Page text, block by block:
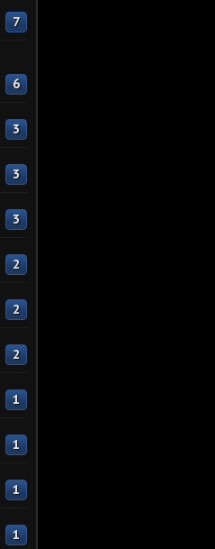
7
6
3
3
3
2
2
2
1
1
1
1